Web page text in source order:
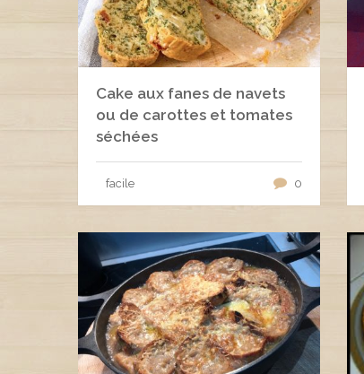
Cake aux fanes de navets
ou de carottes et tomates
séchées
facile 0